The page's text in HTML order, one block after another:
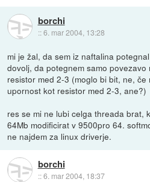
borchi
::6. mar 2004, 13:28
mi je žal, da sem iz naftalina
dovolj, da potegnem samo
resistor med 2-3 (moglo bi bit, ne,
upornost kot resistor med 2-3, ane?)
res se mi ne lubi celga threada brat,
64Mb modificirat v 9500pro 64.
ne najdem za linux driverje.
borchi
::6. mar 2004, 18:37